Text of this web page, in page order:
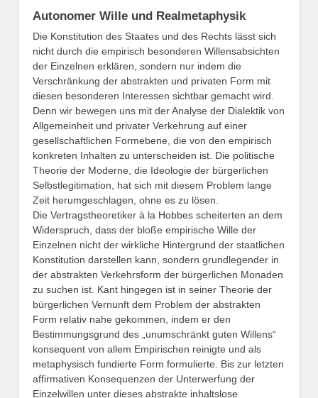
Autonomer Wille und Realmetaphysik
Die Konstitution des Staates und des Rechts lässt sich
nicht durch die empirisch besonderen Willensabsichten
der Einzelnen erklären, sondern nur indem die
Verschränkung der abstrakten und privaten Form mit
diesen besonderen Interessen sichtbar gemacht wird.
Denn wir bewegen uns mit der Analyse der Dialektik von
Allgemeinheit und privater Verkehrung auf einer
gesellschaftlichen Formebene, die von den empirisch
konkreten Inhalten zu unterscheiden ist. Die politische
Theorie der Moderne, die Ideologie der bürgerlichen
Selbstlegitimation, hat sich mit diesem Problem lange
Zeit herumgeschlagen, ohne es zu lösen.
Die Vertragstheoretiker à la Hobbes scheiterten an dem
Widerspruch, dass der bloße empirische Wille der
Einzelnen nicht der wirkliche Hintergrund der staatlichen
Konstitution darstellen kann, sondern grundlegender in
der abstrakten Verkehrsform der bürgerlichen Monaden
zu suchen ist. Kant hingegen ist in seiner Theorie der
bürgerlichen Vernunft dem Problem der abstrakten
Form relativ nahe gekommen, indem er den
Bestimmungsgrund des „unumschränkt guten Willens“
konsequent von allem Empirischen reinigte und als
metaphysisch fundierte Form formulierte. Bis zur letzten
affirmativen Konsequenzen der Unterwerfung der
Einzelwillen unter dieses abstrakte inhaltslose